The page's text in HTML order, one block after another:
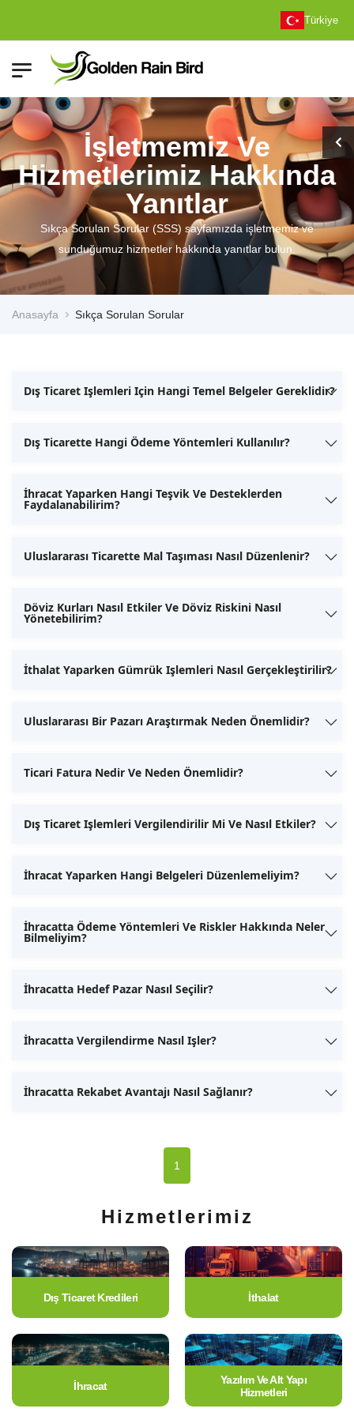
Türkiye
İşletmemiz Ve
Hizmetlerimiz Hakkında
Yanıtlar
Sıkça Sorulan Sorular (SSS) sayfamızda işletmemiz ve
sunduğumuz hizmetler hakkında yanıtlar bulun.
Anasayfa Sıkça Sorulan Sorular
Dış Ticaret Işlemleri Için Hangi Temel Belgeler Gereklidir?
Dış Ticarette Hangi Ödeme Yöntemleri Kullanılır?
İhracat Yaparken Hangi Teşvik Ve Desteklerden
Faydalanabilirim?
Uluslararası Ticarette Mal Taşıması Nasıl Düzenlenir?
Döviz Kurları Nasıl Etkiler Ve Döviz Riskini Nasıl
Yönetebilirim?
İthalat Yaparken Gümrük Işlemleri Nasıl Gerçekleştirilir?
Uluslararası Bir Pazarı Araştırmak Neden Önemlidir?
Ticari Fatura Nedir Ve Neden Önemlidir?
Dış Ticaret Işlemleri Vergilendirilir Mi Ve Nasıl Etkiler?
İhracat Yaparken Hangi Belgeleri Düzenlemeliyim?
İhracatta Ödeme Yöntemleri Ve Riskler Hakkında Neler
Bilmeliyim?
İhracatta Hedef Pazar Nasıl Seçilir?
İhracatta Vergilendirme Nasıl Işler?
İhracatta Rekabet Avantajı Nasıl Sağlanır?
1
Hizmetlerimiz
Dış Ticaret Kredileri İthalat
İhracat
Yazılım Ve Alt Yapı
Hizmetleri